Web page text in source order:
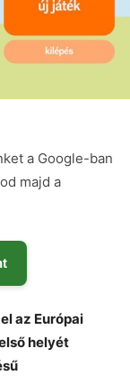
a Google-ban
majd a
az Európai
helyét